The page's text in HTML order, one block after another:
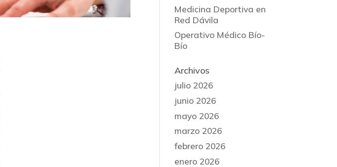
Medicina Deportiva en
Red Dávila
Operativo Médico Bío-
Bío
Archivos
julio 2026
junio 2026
mayo 2026
marzo 2026
febrero 2026
enero 2026